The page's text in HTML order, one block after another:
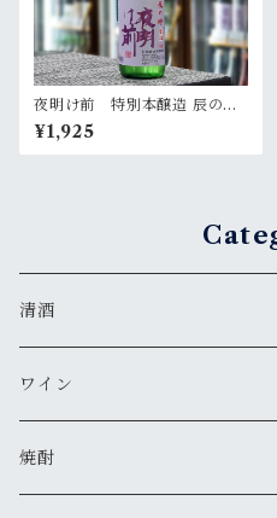
夜明け前 特別本醸造 辰の吟
生酒 720ml
¥1,925
清酒
MIYASAKA
真澄
ワイン
ドメーヌ・コーセイ
焼酎